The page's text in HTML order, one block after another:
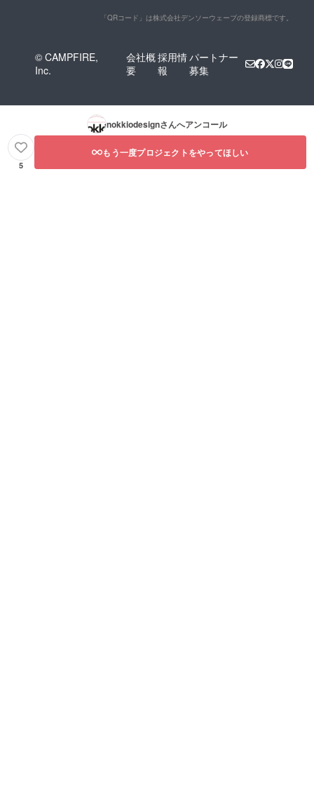
「QRコード」は株式会社デンソーウェーブの登録商標です。
© CAMPFIRE,
Inc.
会社概
要
採用情
報
パートナー
募集
nokkiodesignさんへアンコール
5
もう一度プロジェクトをやってほしい